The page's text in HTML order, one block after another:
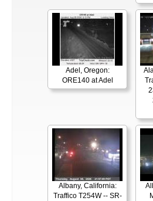
Adel, Oregon:
ORE140 at Adel
Albany, California:
Traffico T254W -- SR-